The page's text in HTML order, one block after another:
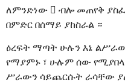
ለምንድነው  ብሎ መጠየቅ
በምድር በሰማይ ያከስራል ።
ዕረፍት ማጣት ሁሉን እኔ
የማያምኑ ፣ ሁሉም ሰው
ሥራውን ሳይጨርሱት ራሳቸው